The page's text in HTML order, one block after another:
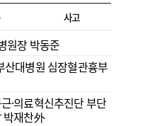
사고
원장 박동준
대병원 심장혈관흉부
·의료혁신추진단 부단
박재찬外